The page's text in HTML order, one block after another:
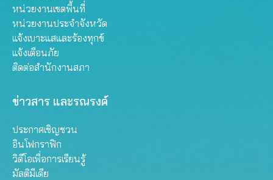
หน่วยงานเขตพื้นที่
หน่วยงานประจำจังหวัด
แจ้งเบาะแสและร้องทุกข์
แจ้งเตือนภัย
ติดต่อสำนักงานสภา
ข่าวสาร และรณรงค์
ประกาศเชิญชวน
อินโฟกราฟิก
วิดีโอเพื่อการเรียนรู้
มัลติมีเดีย